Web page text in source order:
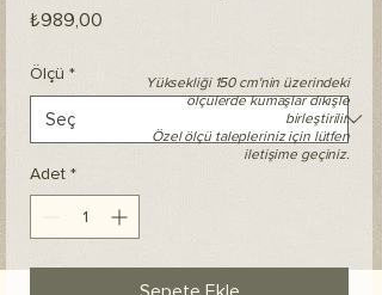
₺989,00
Ölçü *
Adet *
Yüksekliği 150 cm'nin üzerindeki
ölçülerde kumaşlar dikişle
birleştirilir.
Özel ölçü talepleriniz için lütfen
iletişime geçiniz.